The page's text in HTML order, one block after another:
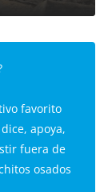
favorito
apoya,
fuera de
osados